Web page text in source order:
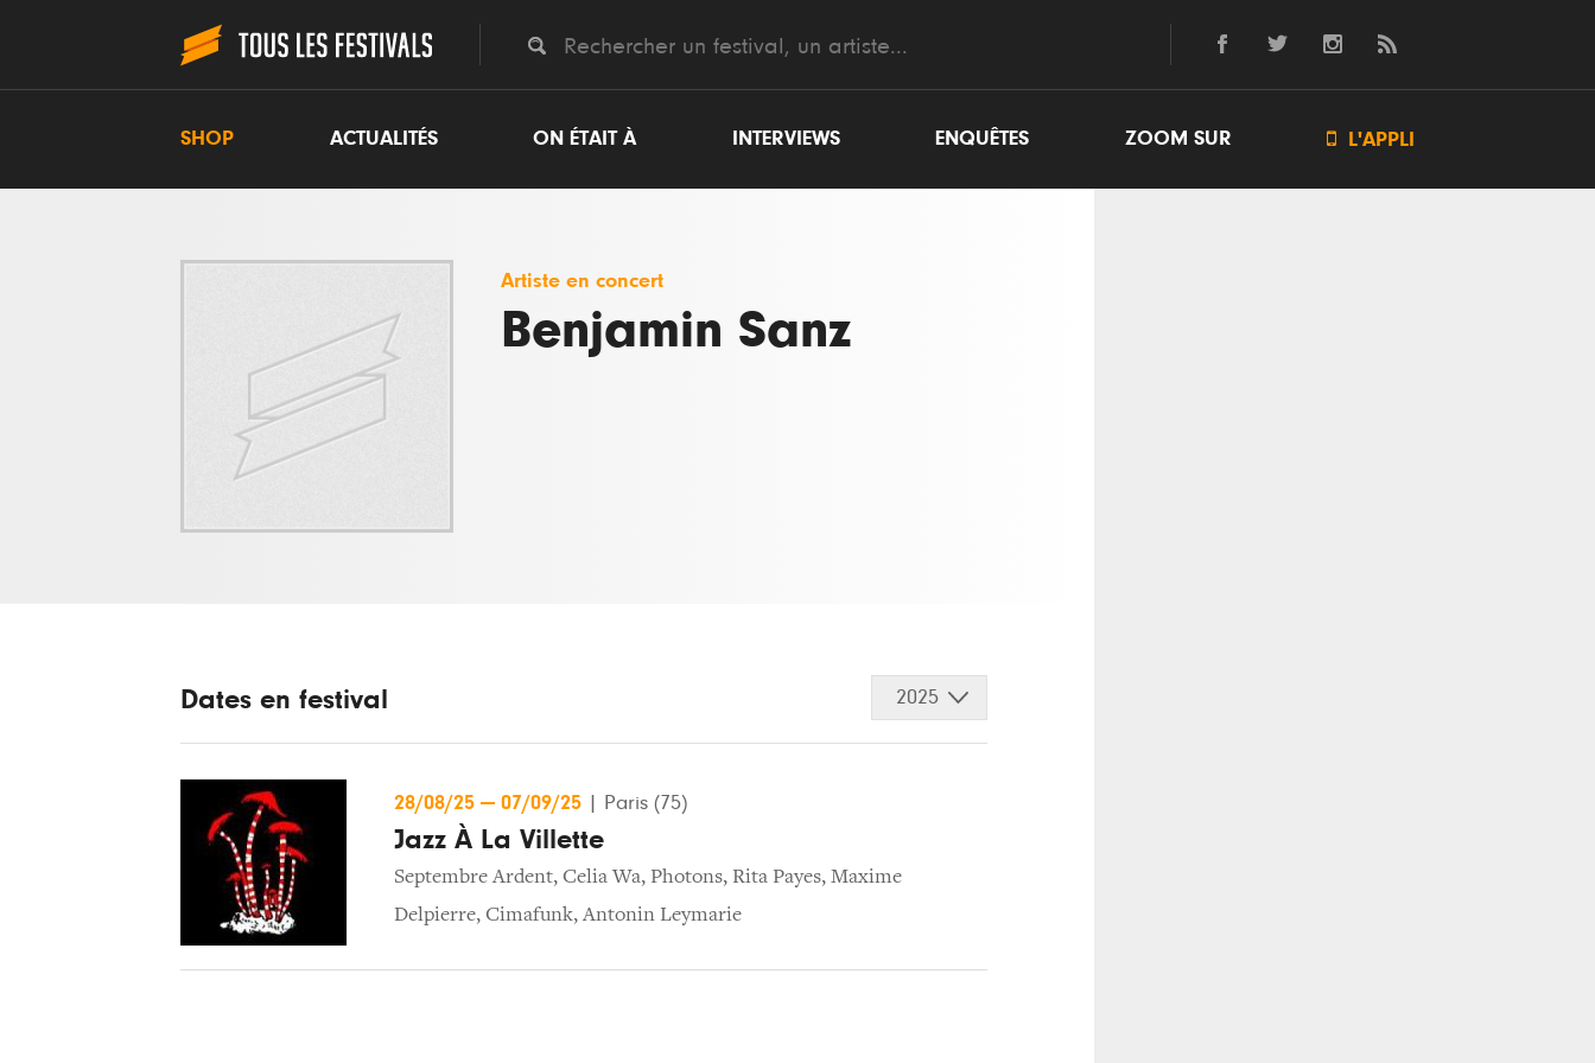
SHOP ACTUALITÉS ON ÉTAIT À INTERVIEWS ENQUÊTES ZOOM SUR  L'APPLI
Artiste en concert
Benjamin Sanz
Dates en festival 2025
28/08/25 — 07/09/25 Paris (75)
Jazz À La Villette
Septembre Ardent, Celia Wa, Photons, Rita Payes, Maxime
Delpierre, Cimafunk,Antonin Leymarie